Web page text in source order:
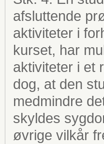
afsluttende
aktiviteter i
kurset, har
aktiviteter i et
dog, at den
medmindre
skyldes
øvrige vilkår